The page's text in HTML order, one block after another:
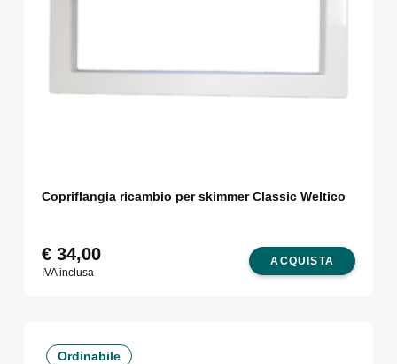
Copriflangia ricambio per skimmer Classic Weltico
ACQUISTA
€34,00
IVA inclusa
Ordinabile